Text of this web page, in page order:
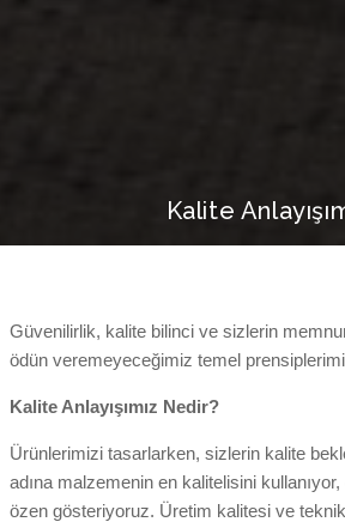
Kalite
Güvenilirlik, kalite bilinci ve sizlerin
ödün veremeyeceğimiz temel
Kalite Anlayışımız Nedir?
Ürünlerimizi tasarlarken, sizlerin kalite
adına malzemenin en kalitelisini
özen gösteriyoruz. Üretim kalitesi ve